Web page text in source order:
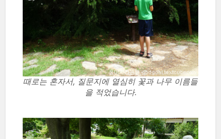
때로는 혼자서, 질문지에 열심히 꽃과 나무 이름들
을 적었습니다.